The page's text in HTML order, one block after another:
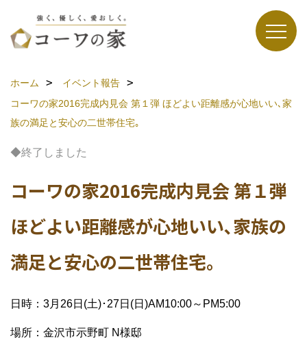
ホーム
イベント報告
コーワの家2016完成内見会 第１弾 ほどよい距離感が心地いい､家
族の満足と安心の二世帯住宅｡
◆終了しました
コーワの家2016完成内見会 第１弾
ほどよい距離感が心地いい､家族の
満足と安心の二世帯住宅｡
日時：3月26日(土)･27日(日)AM10:00～PM5:00
場所：金沢市示野町 N様邸